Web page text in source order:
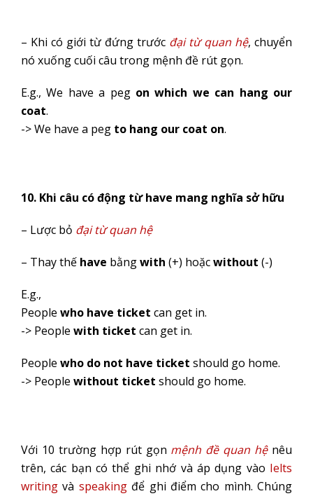
– Khi có giới từ đứng trước đại từ quan hệ, chuyển
nó xuống cuối câu trong mệnh đề rút gọn.
E.g., We have a peg on which we can hang our
coat.
-> We have a peg to hang our coat on.
10. Khi câu có động từ have mang nghĩa sở hữu
– Lược bỏ đại từ quan hệ
– Thay thế have bằngwith (+) hoặcwithout (-)
E.g.,
People who have ticket can get in.
-> People with ticket can get in.
People who do not have ticket should go home.
-> People without ticket should go home.
Với 10 trường hợp rút gọn mệnh đề quan hệnêu
trên, các bạn có thể ghi nhớ và áp dụng vào Ielts
writing và speakingđể ghi điểm cho mình. Chúng